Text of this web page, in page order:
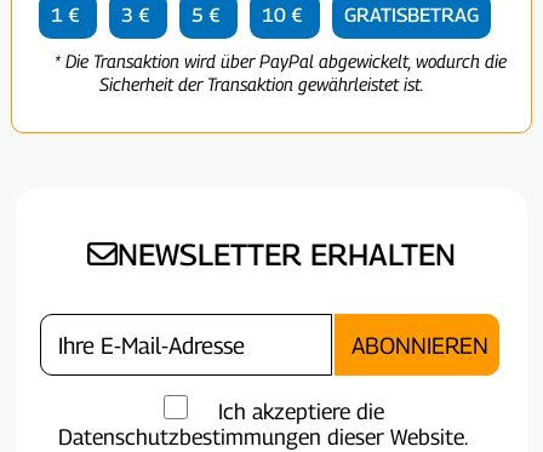
1 € 3 € 5 € 10 € GRATISBETRAG
* Die Transaktion wird über PayPal abgewickelt, wodurch die
Sicherheit der Transaktion gewährleistet ist.
NEWSLETTER ERHALTEN
Ich akzeptiere die
Datenschutzbestimmungen dieser Website.